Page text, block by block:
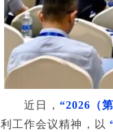
近日， “2026（
利工作会议精神，以